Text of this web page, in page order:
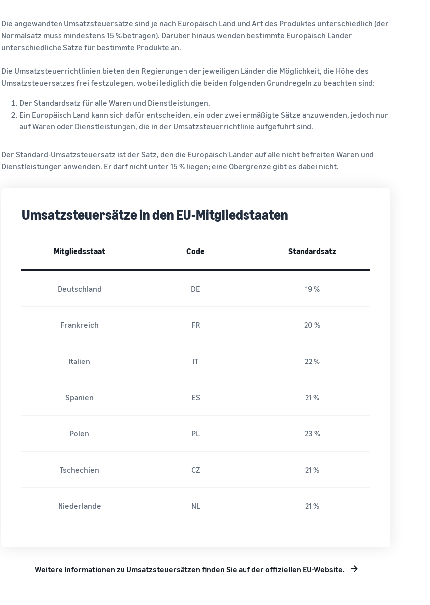
Die angewandten Umsatzsteuersätze sind je nach Europäisch Land und Art des Produktes unterschiedlich (der
Normalsatz muss mindestens 15 % betragen). Darüber hinaus wenden bestimmte Europäisch Länder
unterschiedliche Sätze für bestimmte Produkte an.
Die Umsatzsteuerrichtlinien bieten den Regierungen der jeweiligen Länder die Möglichkeit, die Höhe des
Umsatzsteuersatzes frei festzulegen, wobei lediglich die beiden folgenden Grundregeln zu beachten sind:
Der Standardsatz für alle Waren und Dienstleistungen.
Ein Europäisch Land kann sich dafür entscheiden, ein oder zwei ermäßigte Sätze anzuwenden, jedoch nur
auf Waren oder Dienstleistungen, die in der Umsatzsteuerrichtlinie aufgeführt sind.
Der Standard-Umsatzsteuersatz ist der Satz, den die Europäisch Länder auf alle nicht befreiten Waren und
Dienstleistungen anwenden. Er darf nicht unter 15 % liegen; eine Obergrenze gibt es dabei nicht.
Umsatzsteuersätze in den EU-Mitgliedstaaten
Mitgliedsstaat Code Standardsatz
Deutschland DE 19 %
Frankreich FR 20 %
Italien IT 22 %
Spanien ES 21 %
Polen PL 23 %
Tschechien CZ 21 %
Niederlande NL 21 %
Weitere Informationen zu Umsatzsteuersätzen finden Sie auf der offiziellen EU-Website.